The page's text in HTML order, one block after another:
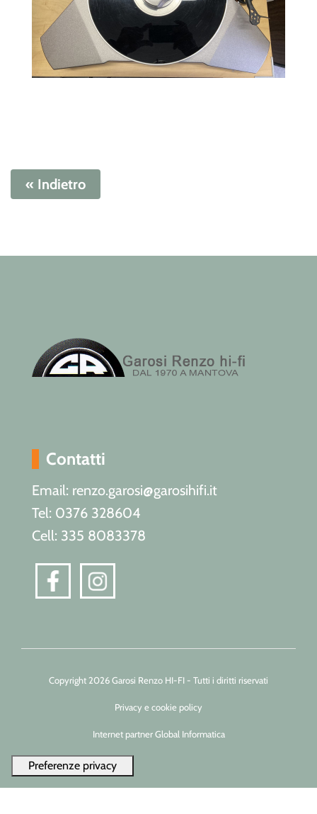
« Indietro
Contatti
Email: renzo.garosi@garosihifi.it
Tel: 0376 328604
Cell: 335 8083378
Copyright 2026 Garosi Renzo HI-FI - Tutti i diritti riservati
Privacy e cookie policy
Internet partner Global Informatica